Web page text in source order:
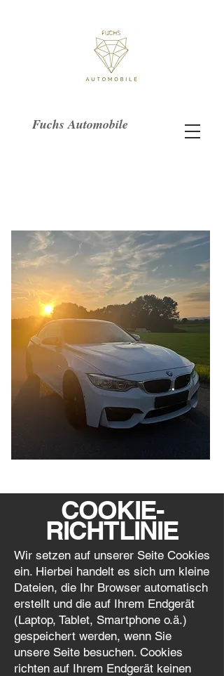
Fuchs Automobile
COOKIE-
RICHTLINIE
Wir setzen auf unserer Seite Cookies
ein. Hierbei handelt es sich um kleine
Dateien, die Ihr Browser automatisch
erstellt und die auf Ihrem Endgerät
(Laptop, Tablet, Smartphone o.ä.)
gespeichert werden, wenn Sie
unsere Seite besuchen. Cookies
richten auf Ihrem Endgerät keinen